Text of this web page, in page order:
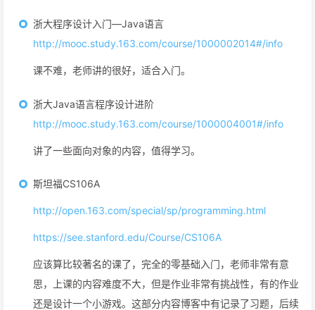
浙大程序设计入门—Java语言
http://mooc.study.163.com/course/1000002014#/info
课不难，老师讲的很好，适合入门。
浙大Java语言程序设计进阶
http://mooc.study.163.com/course/1000004001#/info
讲了一些面向对象的内容，值得学习。
斯坦福CS106A
http://open.163.com/special/sp/programming.html
https://see.stanford.edu/Course/CS106A
应该算比较著名的课了，完全的零基础入门，老师非常有意
思，上课的内容难度不大，但是作业非常有挑战性，有的作业
还是设计一个小游戏。这部分内容博客中有记录了习题，后续